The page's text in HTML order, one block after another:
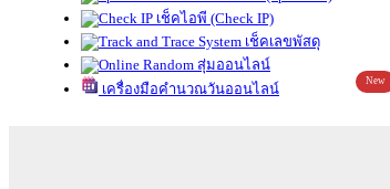
เช็คไอพี (Check IP)
เช็คเลขพัสดุ
สุ่มออนไลน์
เครื่องมือคำนวณวันออนไลน์
New